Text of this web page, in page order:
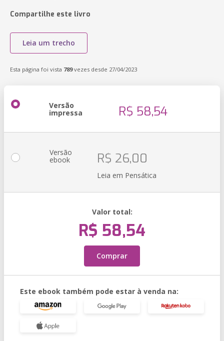
Compartilhe este livro
Leia um trecho
Esta página foi vista 789vezes desde 27/04/2023
Versão
impressa R$ 58,54
Versão
ebook R$ 26,00
Leia em Pensática
Valor total:
R$ 58,54
Comprar
Este ebook também pode estar à venda na: